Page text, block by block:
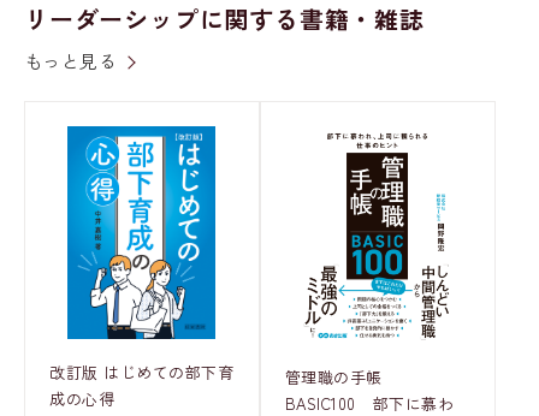
リーダーシップに関する書籍・雑誌
もっと見る
改訂版 はじめての部下育
成の心得
管理職の手帳
BASIC100 部下に慕わ